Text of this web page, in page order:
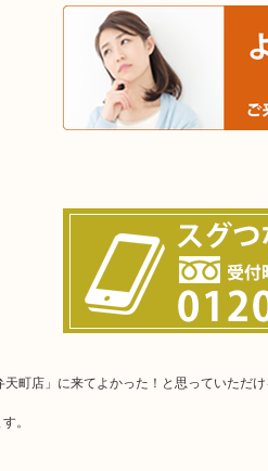
町店」に来てよかった！と思っていただ
。